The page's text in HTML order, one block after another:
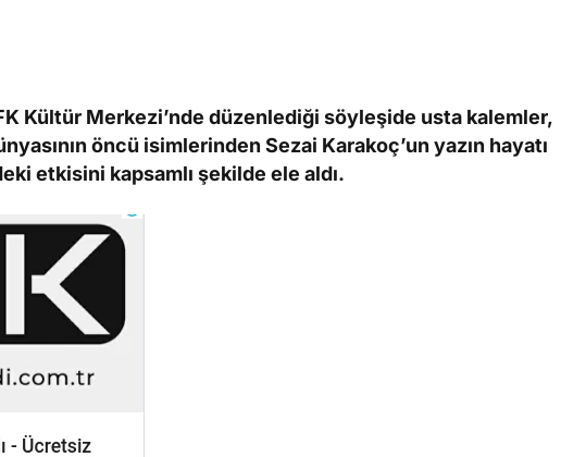
Kültür Merkezi’nde düzenlediği söyleşide usta kalemler,
öncü isimlerinden Sezai Karakoç’un yazın hayatı
etkisini kapsamlı şekilde ele aldı.